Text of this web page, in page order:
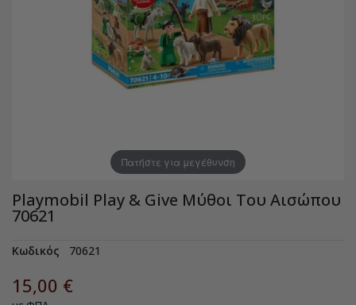
Πατήστε για μεγέθυνση
Playmobil Play & Give Μύθοι Του Αισώπου
70621
Κωδικός 70621
15,00 €